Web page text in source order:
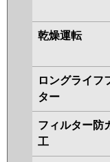
パナソニック
乾燥運転
ロングライフ
ター
フィルター防
工